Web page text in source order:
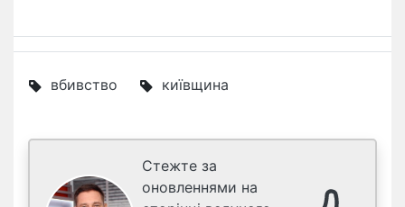
вбивство київщина
Стежте за
оновленнями на